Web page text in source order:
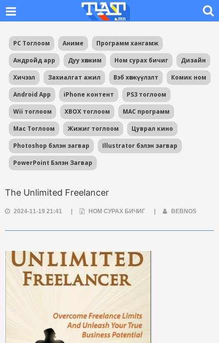
PC Тоглоом Аниме Программ хангамж
Андройд app Дуу хөгжим Ном сурах бичиг Дизайн
Хичээл Захиалгат ажил Вэб хөгжүүлэлт Комик ном
Android App iPhone контент PS3 тоглоом
Wii тоглоом XBOX тоглоом MAC программ
Mac Тоглоом Жижиг тоглоом Цуврал кино
Photoshop бэлэн загвар Illustrator бэлэн загвар
PowerPoint Бэлэн Загвар
The Unlimited Freelancer
2024-11-19 21:41 НОМ СУРАХ БИЧИГ BEBNOS